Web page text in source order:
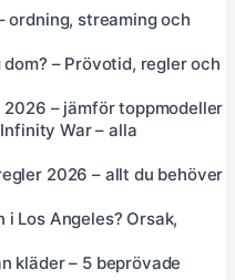
ordning, streaming och
– Prövotid, regler och
– jämför toppmodeller
War – alla
2026 – allt du behöver
Los Angeles? Orsak,
kläder – 5 beprövade